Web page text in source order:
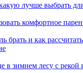
лучше выбрать
комфортное
брать и как